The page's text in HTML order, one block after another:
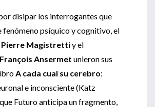
disipar los interrogantes que
fenómeno psíquico y cognitivo, el
Pierre Magistrettiy el
François Ansermet unieron sus
A cada cual su cerebro:
e inconsciente (Katz
Futuro anticipa un fragmento,